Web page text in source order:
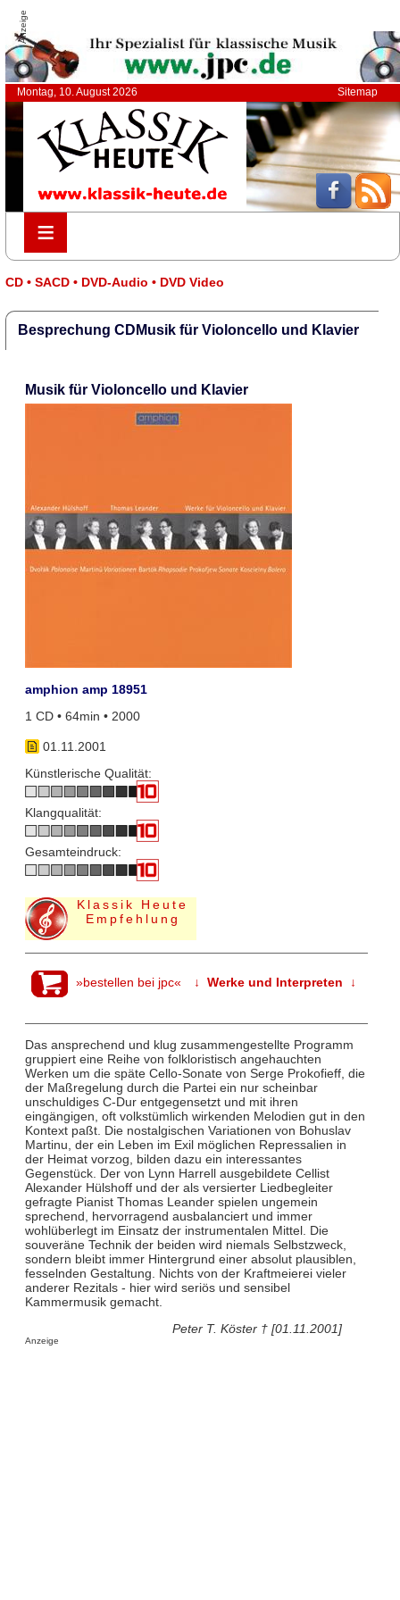
Anzeige
Montag, 10. August 2026 Sitemap
≡
≡
CD • SACD • DVD-Audio • DVD Video
Besprechung CDMusik für Violoncello und Klavier
Musik für Violoncello und Klavier
amphion amp 18951
1 CD • 64min • 2000
01.11.2001
Künstlerische Qualität:
Klangqualität:
Gesamteindruck:
Klassik Heute
Empfehlung
»bestellen bei jpc« ↓ Werke und Interpreten ↓
Das ansprechend und klug zusammengestellte Programm
gruppiert eine Reihe von folkloristisch angehauchten
Werken um die späte Cello-Sonate von Serge Prokofieff, die
der Maßregelung durch die Partei ein nur scheinbar
unschuldiges C-Dur entgegensetzt und mit ihren
eingängigen, oft volkstümlich wirkenden Melodien gut in den
Kontext paßt. Die nostalgischen Variationen von Bohuslav
Martinu, der ein Leben im Exil möglichen Repressalien in
der Heimat vorzog, bilden dazu ein interessantes
Gegenstück. Der von Lynn Harrell ausgebildete Cellist
Alexander Hülshoff und der als versierter Liedbegleiter
gefragte Pianist Thomas Leander spielen ungemein
sprechend, hervorragend ausbalanciert und immer
wohlüberlegt im Einsatz der instrumentalen Mittel. Die
souveräne Technik der beiden wird niemals Selbstzweck,
sondern bleibt immer Hintergrund einer absolut plausiblen,
fesselnden Gestaltung. Nichts von der Kraftmeierei vieler
anderer Rezitals - hier wird seriös und sensibel
Kammermusik gemacht.
Peter T. Köster † [01.11.2001]
Anzeige